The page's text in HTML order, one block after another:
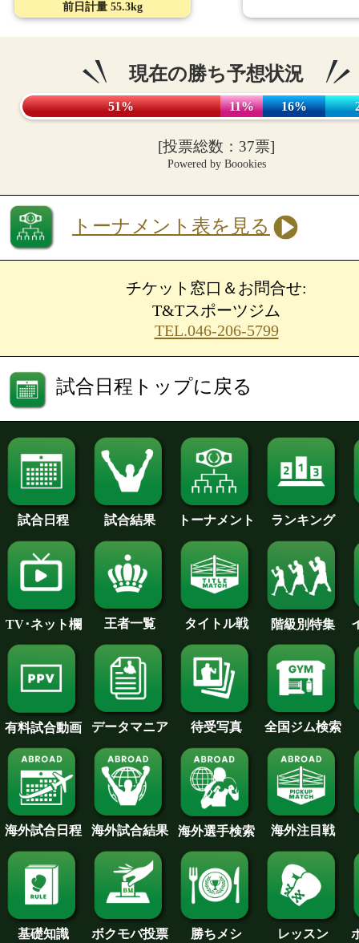
前日計量 55.3kg
現在の勝ち予想状況
51% 11% 16%
[投票総数：37票]
Powered by Boookies
トーナメント表を見る
チケット窓口＆お問合せ:
T&Tスポーツジム
TEL.046-206-5799
試合日程トップに戻る
試合日程 試合結果 トーナメント ランキング
TV･ネット欄 王者一覧 タイトル戦 階級別特集
有料試合動画 データマニア 待受写真 全国ジム検索
海外試合日程 海外試合結果 海外選手検索 海外注目戦
基礎知識 ボクモバ投票 勝ちメシ レッスン